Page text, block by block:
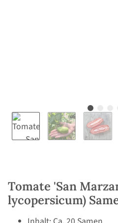
Tomate 'San
lycopersicum)